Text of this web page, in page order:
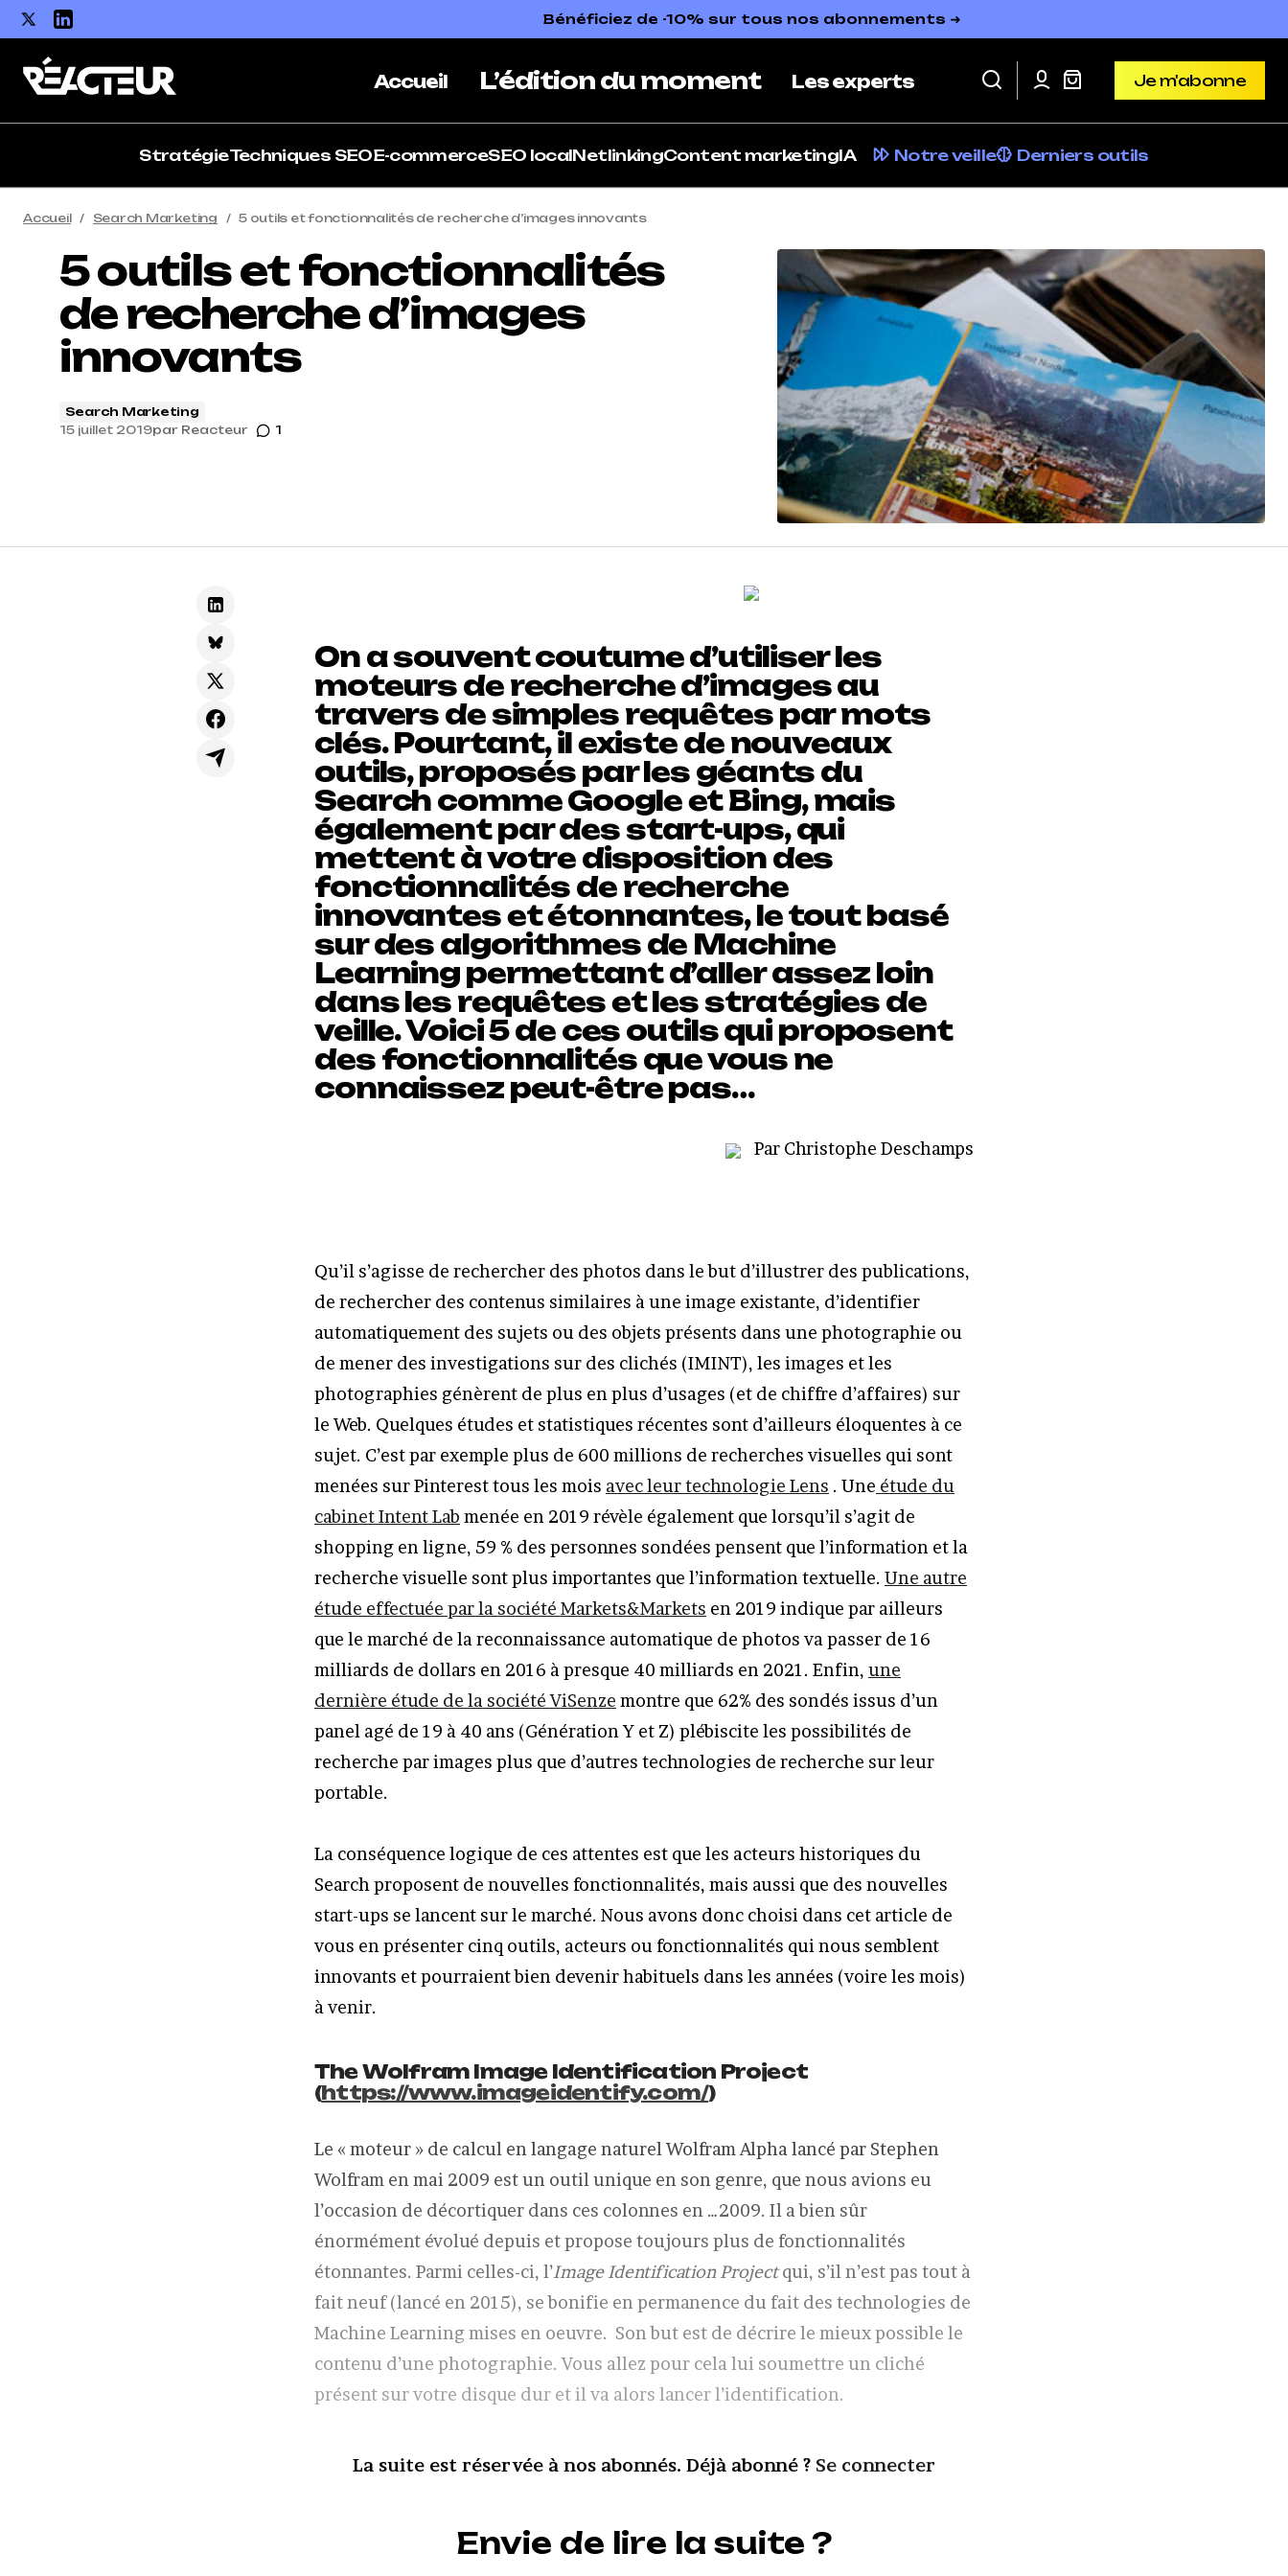
Bénéficiez de -10% sur tous nos abonnements ➜
Accueil L’édition du moment Les experts
Je m'abonne
StratégieTechniques SEOE-commerceSEO localNetlinkingContent marketingIA Notre veille Derniers outils
Accueil Search Marketing 5 outils et fonctionnalités de recherche d’images innovants
5 outils et fonctionnalités
de recherche d’images
innovants
Search Marketing
15 juillet 2019par Reacteur 1
On a souvent coutume d’utiliser les
moteurs de recherche d’images au
travers de simples requêtes par mots
clés. Pourtant, il existe de nouveaux
outils, proposés par les géants du
Search comme Google et Bing, mais
également par des start-ups, qui
mettent à votre disposition des
fonctionnalités de recherche
innovantes et étonnantes, le tout basé
sur des algorithmes de Machine
Learning permettant d’aller assez loin
dans les requêtes et les stratégies de
veille. Voici 5 de ces outils qui proposent
des fonctionnalités que vous ne
connaissez peut-être pas…
Par Christophe Deschamps
Qu’il s’agisse de rechercher des photos dans le but d’illustrer des publications,
de rechercher des contenus similaires à une image existante, d’identifier
automatiquement des sujets ou des objets présents dans une photographie ou
de mener des investigations sur des clichés (IMINT), les images et les
photographies génèrent de plus en plus d’usages (et de chiffre d’affaires) sur
le Web. Quelques études et statistiques récentes sont d’ailleurs éloquentes à ce
sujet. C’est par exemple plus de 600 millions de recherches visuelles qui sont
menées sur Pinterest tous les mois avec leur technologie Lens . Une étude du
cabinet Intent Lab menée en 2019 révèle également que lorsqu’il s’agit de
shopping en ligne, 59 % des personnes sondées pensent que l’information et la
recherche visuelle sont plus importantes que l’information textuelle. Une autre
étude effectuée par la société Markets&Markets en 2019 indique par ailleurs
que le marché de la reconnaissance automatique de photos va passer de 16
milliards de dollars en 2016 à presque 40 milliards en 2021. Enfin, une
dernière étude de la société ViSenze montre que 62% des sondés issus d’un
panel agé de 19 à 40 ans (Génération Y et Z) plébiscite les possibilités de
recherche par images plus que d’autres technologies de recherche sur leur
portable.
La conséquence logique de ces attentes est que les acteurs historiques du
Search proposent de nouvelles fonctionnalités, mais aussi que des nouvelles
start-ups se lancent sur le marché. Nous avons donc choisi dans cet article de
vous en présenter cinq outils, acteurs ou fonctionnalités qui nous semblent
innovants et pourraient bien devenir habituels dans les années (voire les mois)
à venir.
The Wolfram Image Identification Project
(https://www.imageidentify.com/)
Le « moteur » de calcul en langage naturel Wolfram Alpha lancé par Stephen
Wolfram en mai 2009 est un outil unique en son genre, que nous avions eu
l’occasion de décortiquer dans ces colonnes en …2009. Il a bien sûr
énormément évolué depuis et propose toujours plus de fonctionnalités
étonnantes. Parmi celles-ci, l’Image Identification Projectqui, s’il n’est pas tout à
fait neuf (lancé en 2015), se bonifie en permanence du fait des technologies de
Machine Learning mises en oeuvre. Son but est de décrire le mieux possible le
contenu d’une photographie. Vous allez pour cela lui soumettre un cliché
présent sur votre disque dur et il va alors lancer l’identification.
La suite est réservée à nos abonnés. Déjà abonné ? Se connecter
Envie de lire la suite ?